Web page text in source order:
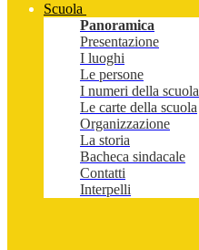
Scuola
Panoramica
Presentazione
I luoghi
Le persone
I numeri della scuola
Le carte della scuola
Organizzazione
La storia
Bacheca sindacale
Contatti
Interpelli